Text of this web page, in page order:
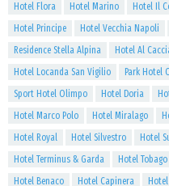
Hotel Flora
Hotel Marino Hotel Il
Hotel Principe
Hotel Vecchia Napoli
Residence Stella Alpina
Hotel Al
Hotel Locanda San Vigilio
Park Hotel
Sport Hotel Olimpo
Hotel Doria
Hotel Marco Polo
Hotel Miralago
Hotel Royal
Hotel Silvestro
Hotel
Hotel Terminus & Garda
Hotel Tobago
Hotel Benaco
Hotel Capinera